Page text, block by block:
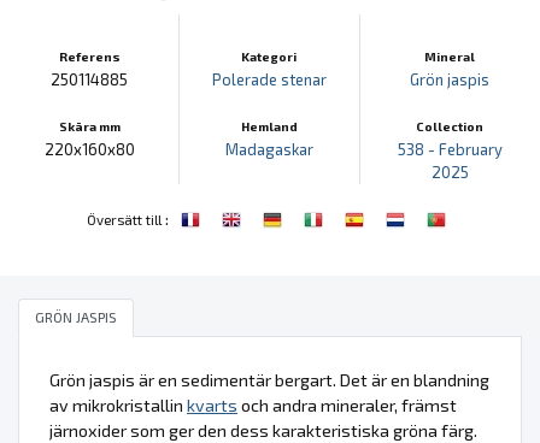
Referens
250114885
Skära mm
220x160x80
Kategori
Polerade stenar
Hemland
Madagaskar
Mineral
Grön jaspis
Collection
538 - February
2025
Översätt till :
GRÖN JASPIS
Grön jaspis är en sedimentär bergart. Det är en blandning
av mikrokristallin kvarts och andra mineraler, främst
järnoxider som ger den dess karakteristiska gröna färg.